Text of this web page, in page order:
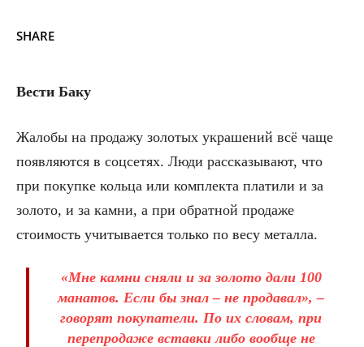
SHARE
Вести Баку
Жалобы на продажу золотых украшений всё чаще
появляются в соцсетях. Люди рассказывают, что
при покупке кольца или комплекта платили и за
золото, и за камни, а при обратной продаже
стоимость учитывается только по весу металла.
«Мне камни сняли и за золото дали 100
манатов. Если бы знал – не продавал», –
говорят покупатели. По их словам, при
перепродаже вставки либо вообще не